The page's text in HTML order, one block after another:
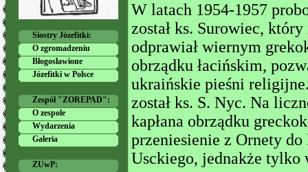
Siostry Józefitki:
O zgromadzeniu
Błogosławione
Józefitki w Polsce
Zespół "ZOREPAD":
O zespole
Wydarzenia
Galeria
ZUwP:
W latach 1954-1957
został ks. Surowiec,
odprawiał wiernym
obrządku łacińskim,
ukraińskie pieśni
został ks. S. Nyc. Na
kapłana obrządku
przeniesienie z Ornety
Usckiego, jednakże tylko